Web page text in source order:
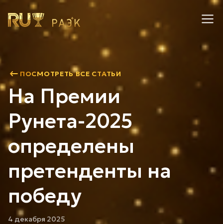
ПОСМОТРЕТЬ ВСЕ СТАТЬИ
На Премии
Рунета-2025
определены
претенденты на
победу
4 декабря 2025